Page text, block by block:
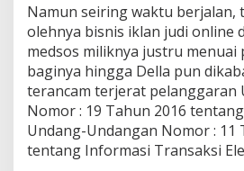
Namun seiring waktu berjalan,
olehnya bisnis iklan judi online
medsos miliknya justru menuai
baginya hingga Della pun
terancam terjerat pelanggaran
Nomor : 19 Tahun 2016
Undang-Undangan Nomor : 11
tentang Informasi Transaksi